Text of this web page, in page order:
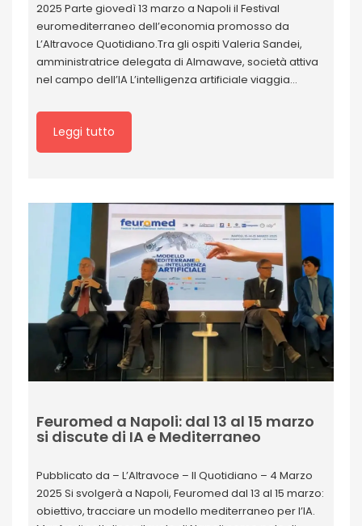
2025 Parte giovedì 13 marzo a Napoli il Festival
euromediterraneo dell’economia promosso da
L’Altravoce Quotidiano.Tra gli ospiti Valeria Sandei,
amministratrice delegata di Almawave, società attiva
nel campo dell’IA L’intelligenza artificiale viaggia…
Leggi tutto
Feuromed a Napoli: dal 13 al 15 marzo
si discute di IA e Mediterraneo
Pubblicato da – L’Altravoce – Il Quotidiano – 4 Marzo
2025 Si svolgerà a Napoli, Feuromed dal 13 al 15 marzo:
obiettivo, tracciare un modello mediterraneo per l’IA.